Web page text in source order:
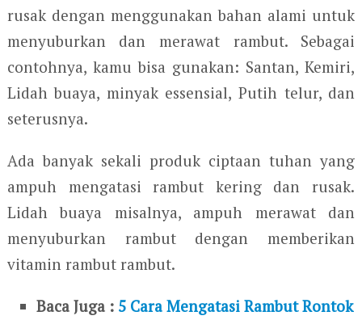
rusak dengan menggunakan bahan alami untuk
menyuburkan dan merawat rambut. Sebagai
contohnya, kamu bisa gunakan: Santan, Kemiri,
Lidah buaya, minyak essensial, Putih telur, dan
seterusnya.
Ada banyak sekali produk ciptaan tuhan yang
ampuh mengatasi rambut kering dan rusak.
Lidah buaya misalnya, ampuh merawat dan
menyuburkan rambut dengan memberikan
vitamin rambut rambut.
Baca Juga : 5 Cara Mengatasi Rambut Rontok